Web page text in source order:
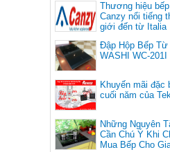
Thương hiệu
Canzy nổi tiếng
giới đến từ Italia
Đập Hộp Bếp Từ
WASHI WC-201I
Khuyến mãi đặc
cuối năm của
Những Nguyên
Cần Chú Ý Khi
Mua Bếp Cho